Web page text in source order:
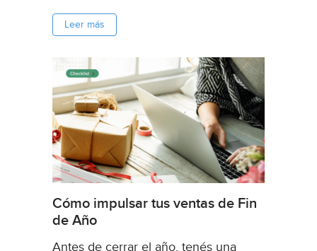
significativas en los últimos años. Las
tendencias proyectadas para el 2024
el ecommerce se profundizarán,
prometiendo cambiar de manera
permanente la experiencia...
Leer más
Cómo impulsar tus ventas de Fin
de Año
Antes de cerrar el año, tenés una